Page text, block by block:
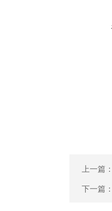
上一篇
下一篇